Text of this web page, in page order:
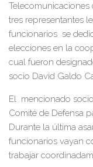
Telecomunicaciones
tres representantes
funcionarios se
elecciones en la
cual fueron
socio David Galdo
El mencionado
Comité de Defensa
Durante la última
funcionarios vayan
trabajar